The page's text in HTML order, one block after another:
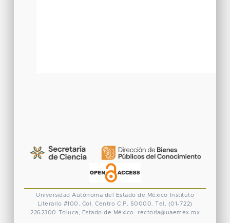
Universidad Autónoma del Estado de México
Instituto
Literario #100. Col. Centro C.P. 50000. Tel. (01-722)
2262300 Toluca, Estado de México. rectoria@uaemex.mx